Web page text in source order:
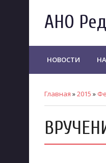
АНО
НОВОСТИ
Главная »2015 »